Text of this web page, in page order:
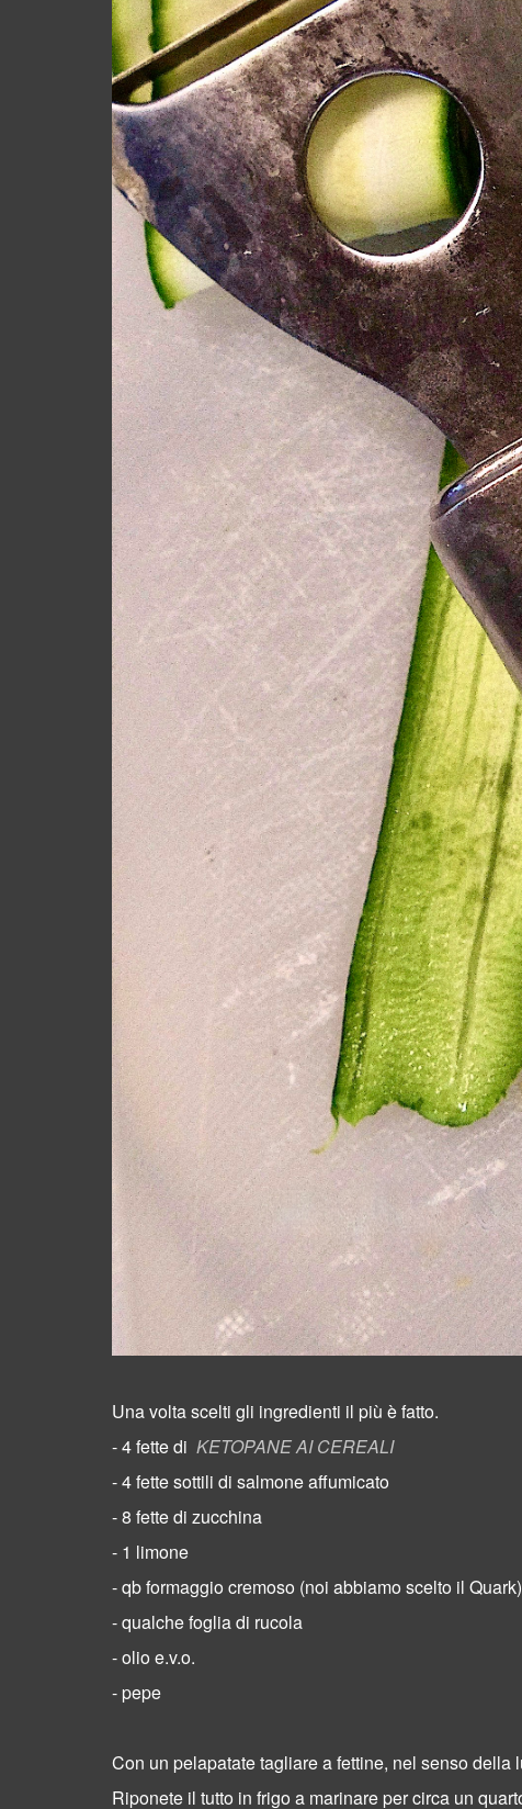
Una volta scelti gli ingredienti il più è fatto.
- 4 fette di KETOPANE AI CEREALI
- 4 fette sottili di salmone affumicato
- 8 fette di zucchina
- 1 limone
- qb formaggio cremoso (noi abbiamo scelto il Quark)
- qualche foglia di rucola
- olio e.v.o.
- pepe
Con un pelapatate tagliare a fettine, nel senso
Riponete il tutto in frigo a marinare per circa un